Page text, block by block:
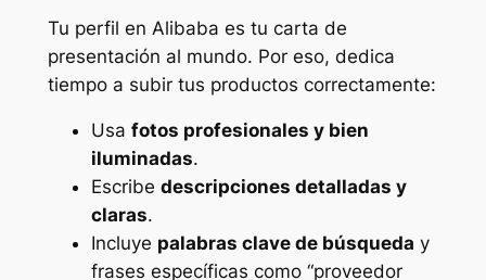
Tu perfil en Alibaba es tu carta de
presentación al mundo. Por eso, dedica
tiempo a subir tus productos correctamente:
Usa fotos profesionales y bien
iluminadas.
Escribe descripciones detalladas y
claras.
Incluye palabras clave de búsqueda y
frases específicas como “proveedor